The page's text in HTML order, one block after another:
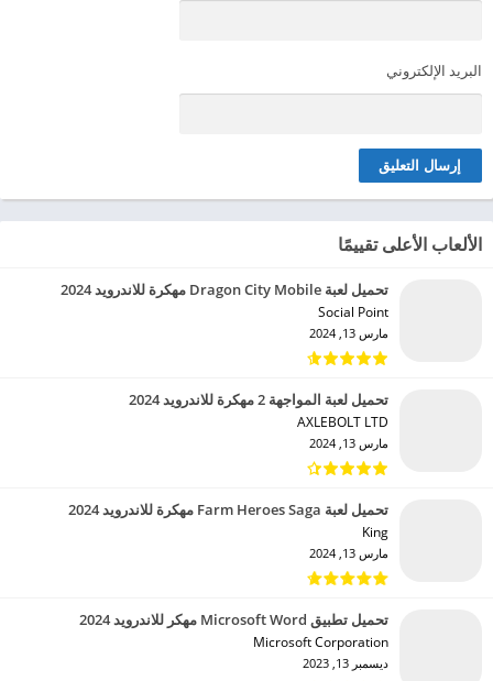
البريد الإلكتروني
الألعاب الأعلى تقييمًا
تحميل لعبة Dragon City Mobile مهكرة للاندرويد 2024
Social Point‏
مارس 13, 2024
تحميل لعبة المواجهة 2 مهكرة للاندرويد 2024
AXLEBOLT LTD‏
مارس 13, 2024
تحميل لعبة Farm Heroes Saga مهكرة للاندرويد 2024
King‏
مارس 13, 2024
تحميل تطبيق Microsoft Word مهكر للاندرويد 2024
Microsoft Corporation‏
ديسمبر 13, 2023